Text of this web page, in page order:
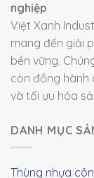
nghiệp
Việt Xanh
mang đến giải
bền vững.
còn đồng hành
và tối ưu hóa
DANH MỤC
Thùng nhựa